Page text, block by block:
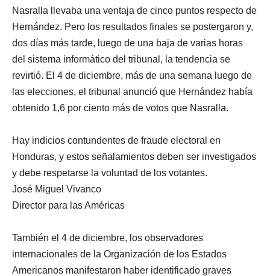
Nasralla llevaba una ventaja de cinco puntos respecto de
Hernández. Pero los resultados finales se postergaron y,
dos días más tarde, luego de una baja de varias horas
del sistema informático del tribunal, la tendencia se
revirtió. El 4 de diciembre, más de una semana luego de
las elecciones, el tribunal anunció que Hernández había
obtenido 1,6 por ciento más de votos que Nasralla.
Hay indicios contundentes de fraude electoral en
Honduras, y estos señalamientos deben ser investigados
y debe respetarse la voluntad de los votantes.
José Miguel Vivanco
Director para las Américas
También el 4 de diciembre, los observadores
internacionales de la Organización de los Estados
Americanos manifestaron haber identificado graves